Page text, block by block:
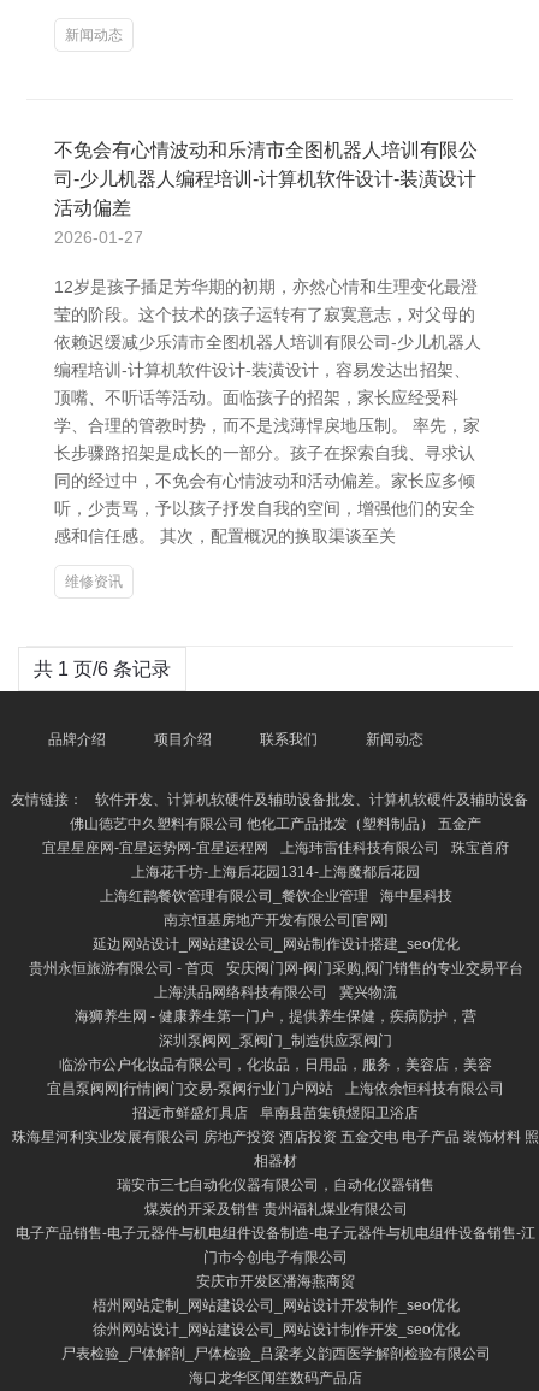
新闻动态
不免会有心情波动和乐清市全图机器人培训有限公
司-少儿机器人编程培训-计算机软件设计-装潢设计
活动偏差
2026-01-27
12岁是孩子插足芳华期的初期，亦然心情和生理变化最澄
莹的阶段。这个技术的孩子运转有了寂寞意志，对父母的
依赖迟缓减少乐清市全图机器人培训有限公司-少儿机器人
编程培训-计算机软件设计-装潢设计，容易发达出招架、
顶嘴、不听话等活动。面临孩子的招架，家长应经受科
学、合理的管教时势，而不是浅薄悍戾地压制。 率先，家
长步骤路招架是成长的一部分。孩子在探索自我、寻求认
同的经过中，不免会有心情波动和活动偏差。家长应多倾
听，少责骂，予以孩子抒发自我的空间，增强他们的安全
感和信任感。 其次，配置概况的换取渠谈至关
维修资讯
共 1 页/6 条记录
品牌介绍 项目介绍 联系我们 新闻动态
友情链接：
软件开发、计算机软硬件及辅助设备批发、计算机软硬件及辅助设备
佛山德艺中久塑料有限公司 他化工产品批发（塑料制品） 五金产
宜星星座网-宜星运势网-宜星运程网
上海玮雷佳科技有限公司
珠宝首府
上海花千坊-上海后花园1314-上海魔都后花园
上海红鹊餐饮管理有限公司_餐饮企业管理
海中星科技
南京恒基房地产开发有限公司[官网]
延边网站设计_网站建设公司_网站制作设计搭建_seo优化
贵州永恒旅游有限公司 - 首页
安庆阀门网-阀门采购,阀门销售的专业交易平台
上海洪品网络科技有限公司
冀兴物流
海狮养生网 - 健康养生第一门户，提供养生保健，疾病防护，营
深圳泵阀网_泵阀门_制造供应泵阀门
临汾市公户化妆品有限公司，化妆品，日用品，服务，美容店，美容
宜昌泵阀网|行情|阀门交易-泵阀行业门户网站
上海依余恒科技有限公司
招远市鲜盛灯具店
阜南县苗集镇煜阳卫浴店
珠海星河利实业发展有限公司 房地产投资 酒店投资 五金交电 电子产品 装饰材料 照
相器材
瑞安市三七自动化仪器有限公司，自动化仪器销售
煤炭的开采及销售 贵州福礼煤业有限公司
电子产品销售-电子元器件与机电组件设备制造-电子元器件与机电组件设备销售-江
门市今创电子有限公司
安庆市开发区潘海燕商贸
梧州网站定制_网站建设公司_网站设计开发制作_seo优化
徐州网站设计_网站建设公司_网站设计制作开发_seo优化
尸表检验_尸体解剖_尸体检验_吕梁孝义韵西医学解剖检验有限公司
海口龙华区闻笙数码产品店